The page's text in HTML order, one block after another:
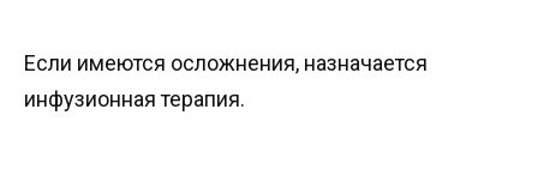
Если имеются осложнения, назначается
инфузионная терапия.